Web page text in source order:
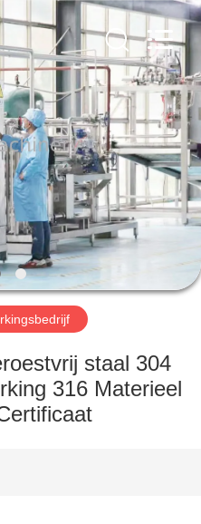
staal 304
316 Materieel